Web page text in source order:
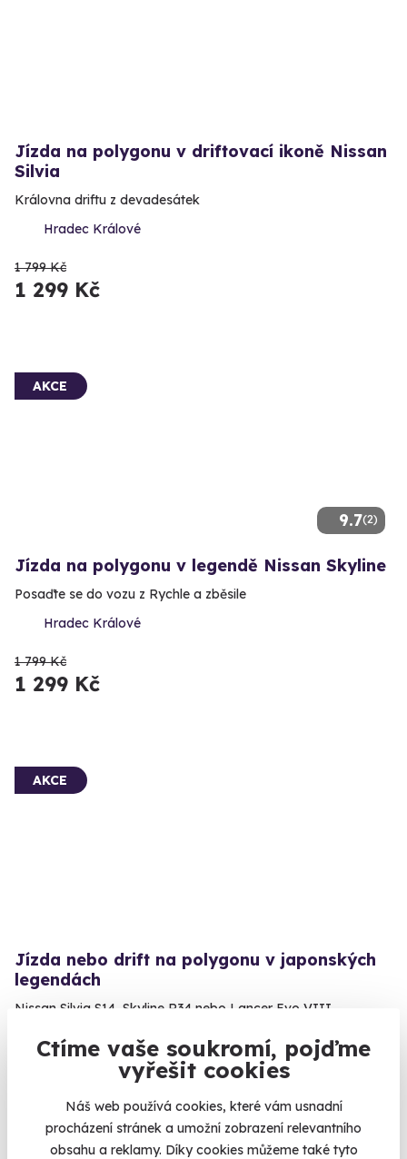
Ctíme vaše soukromí, pojďme
vyřešit cookies
Náš web používá cookies, které vám usnadní
procházení stránek a umožní zobrazení relevantního
obsahu a reklamy. Díky cookies můžeme také tyto
Jízda na polygonu v driftovací ikoně Nissan
Silvia
Královna driftu z devadesátek
Hradec Králové
1 799 Kč
1 299 Kč
9.7(2)
AKCE
Jízda na polygonu v legendě Nissan Skyline
Posaďte se do vozu z Rychle a zběsile
Hradec Králové
1 799 Kč
1 299 Kč
AKCE
Jízda nebo drift na polygonu v japonských
legendách
Nissan Silvia S14, Skyline R34 nebo Lancer Evo VIII
Hradec Králové
1 299 Kč